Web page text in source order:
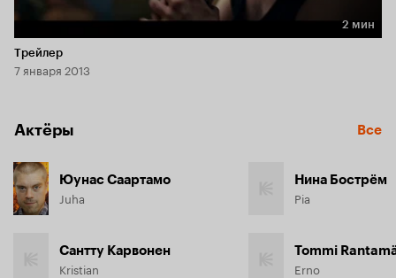
Длительность 2 мин
2 мин
Трейлер
7 января 2013
Актёры Все
Юунас Саартамо
Juha
Сантту Карвонен
Kristian
Нина Бострём
Pia
Tommi
Erno